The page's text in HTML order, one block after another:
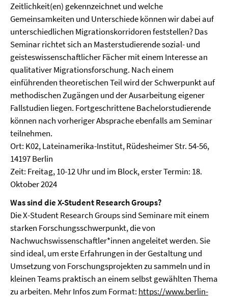
Zeitlichkeit(en) gekennzeichnet und welche
Gemeinsamkeiten und Unterschiede können wir dabei auf
unterschiedlichen Migrationskorridoren feststellen? Das
Seminar richtet sich an Masterstudierende sozial- und
geisteswissenschaftlicher Fächer mit einem Interesse an
qualitativer Migrationsforschung. Nach einem
einführenden theoretischen Teil wird der Schwerpunkt auf
methodischen Zugängen und der Ausarbeitung eigener
Fallstudien liegen. Fortgeschrittene Bachelorstudierende
können nach vorheriger Absprache ebenfalls am Seminar
teilnehmen.
Ort: K02, Lateinamerika-Institut, Rüdesheimer Str. 54-56,
14197 Berlin
Zeit: Freitag, 10-12 Uhr und im Block, erster Termin: 18.
Oktober 2024
Was sind die X-Student Research Groups?
Die X-Student Research Groups sind Seminare mit einem
starken Forschungsschwerpunkt, die von
Nachwuchswissenschaftler*innen angeleitet werden. Sie
sind ideal, um erste Erfahrungen in der Gestaltung und
Umsetzung von Forschungsprojekten zu sammeln und in
kleinen Teams praktisch an einem selbst gewählten Thema
zu arbeiten. Mehr Infos zum Format: https://www.berlin-